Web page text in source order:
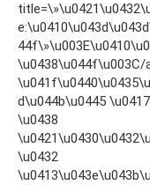
\u0438\u044f\u003C/
d\u044b\u0445
\u0438
\u0432